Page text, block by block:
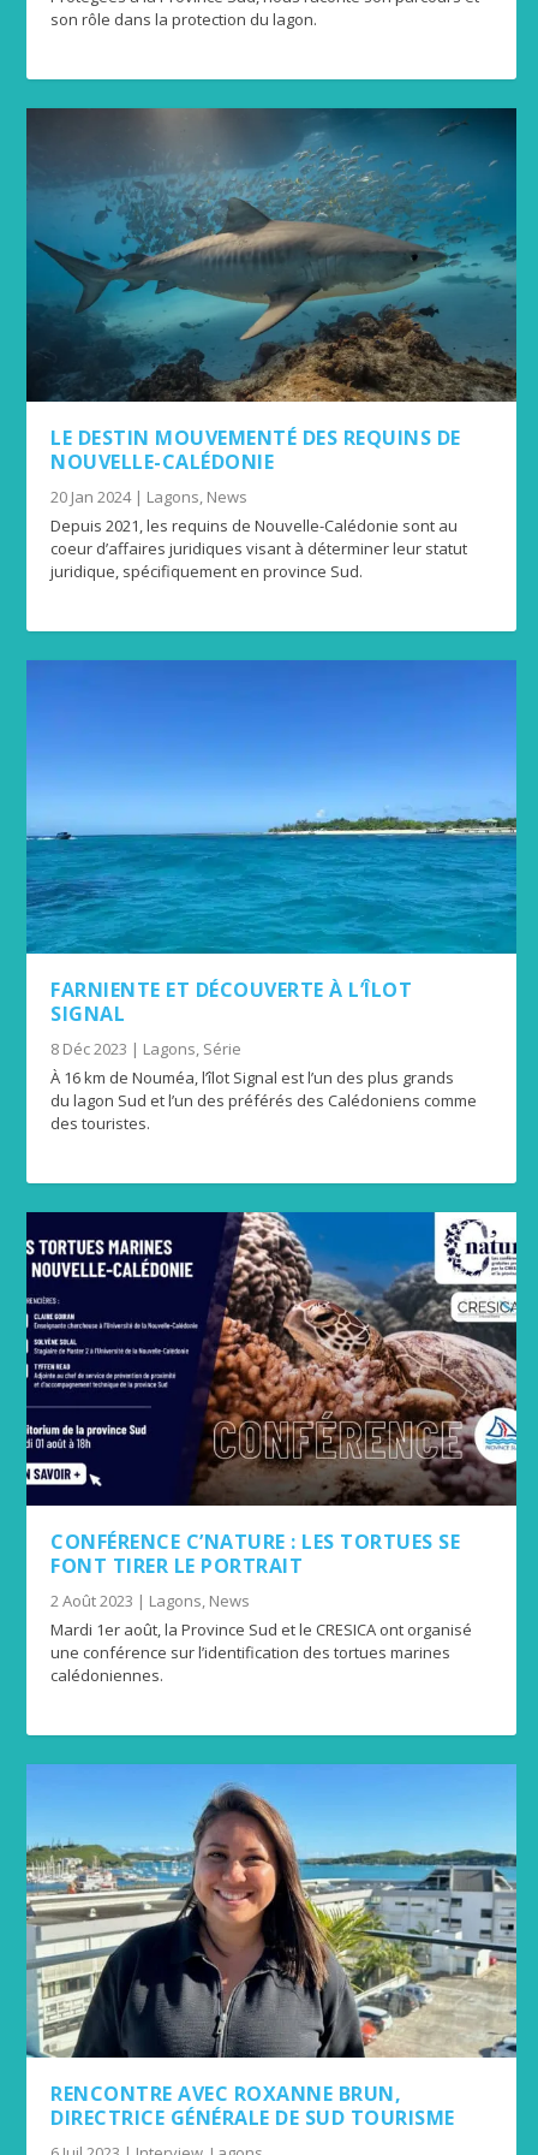
son rôle dans la protection du lagon.
LE DESTIN MOUVEMENTÉ DES REQUINS DE
NOUVELLE-CALÉDONIE
20 Jan 2024| Lagons, News
Depuis 2021, les requins de Nouvelle-Calédonie sont au
coeur d’affaires juridiques visant à déterminer leur statut
juridique, spécifiquement en province Sud.
FARNIENTE ET DÉCOUVERTE À L’ÎLOT
SIGNAL
8 Déc 2023 | Lagons, Série
À 16 km de Nouméa, l’îlot Signal est l’un des plus grands
du lagon Sud et l’un des préférés des Calédoniens comme
des touristes.
CONFÉRENCE C’NATURE : LES TORTUES SE
FONT TIRER LE PORTRAIT
2 Août 2023 | Lagons, News
Mardi 1er août, la Province Sud et le CRESICA ont organisé
une conférence sur l’identification des tortues marines
calédoniennes.
RENCONTRE AVEC ROXANNE BRUN,
DIRECTRICE GÉNÉRALE DE SUD TOURISME